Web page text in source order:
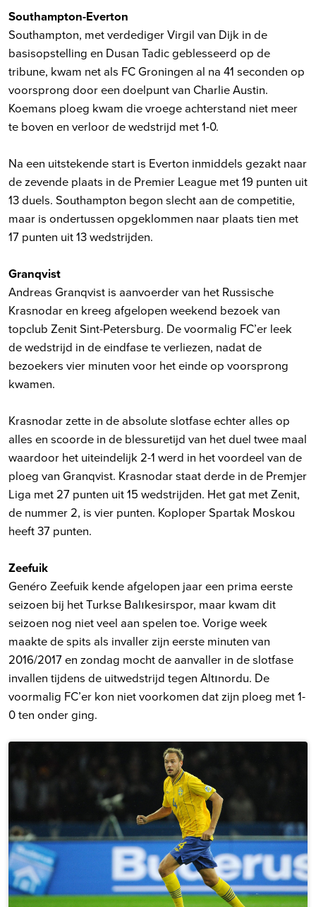
Southampton-Everton
Southampton, met verdediger Virgil van Dijk in de
basisopstelling en Dusan Tadic geblesseerd op de
tribune, kwam net als FC Groningen al na 41 seconden op
voorsprong door een doelpunt van Charlie Austin.
Koemans ploeg kwam die vroege achterstand niet meer
te boven en verloor de wedstrijd met 1-0.
Na een uitstekende start is Everton inmiddels gezakt naar
de zevende plaats in de Premier League met 19 punten uit
13 duels. Southampton begon slecht aan de competitie,
maar is ondertussen opgeklommen naar plaats tien met
17 punten uit 13 wedstrijden.
Granqvist
Andreas Granqvist is aanvoerder van het Russische
Krasnodar en kreeg afgelopen weekend bezoek van
topclub Zenit Sint-Petersburg. De voormalig FC’er leek
de wedstrijd in de eindfase te verliezen, nadat de
bezoekers vier minuten voor het einde op voorsprong
kwamen.
Krasnodar zette in de absolute slotfase echter alles op
alles en scoorde in de blessuretijd van het duel twee maal
waardoor het uiteindelijk 2-1 werd in het voordeel van de
ploeg van Granqvist. Krasnodar staat derde in de Premjer
Liga met 27 punten uit 15 wedstrijden. Het gat met Zenit,
de nummer 2, is vier punten. Koploper Spartak Moskou
heeft 37 punten.
Zeefuik
Genéro Zeefuik kende afgelopen jaar een prima eerste
seizoen bij het Turkse Balıkesirspor, maar kwam dit
seizoen nog niet veel aan spelen toe. Vorige week
maakte de spits als invaller zijn eerste minuten van
2016/2017 en zondag mocht de aanvaller in de slotfase
invallen tijdens de uitwedstrijd tegen Altınordu. De
voormalig FC’er kon niet voorkomen dat zijn ploeg met 1-
0 ten onder ging.